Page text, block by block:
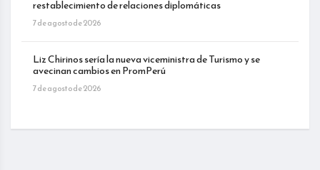
restablecimiento de relaciones diplomáticas
7 de agosto de 2026
Liz Chirinos sería la nueva viceministra de Turismo y se
avecinan cambios en PromPerú
7 de agosto de 2026